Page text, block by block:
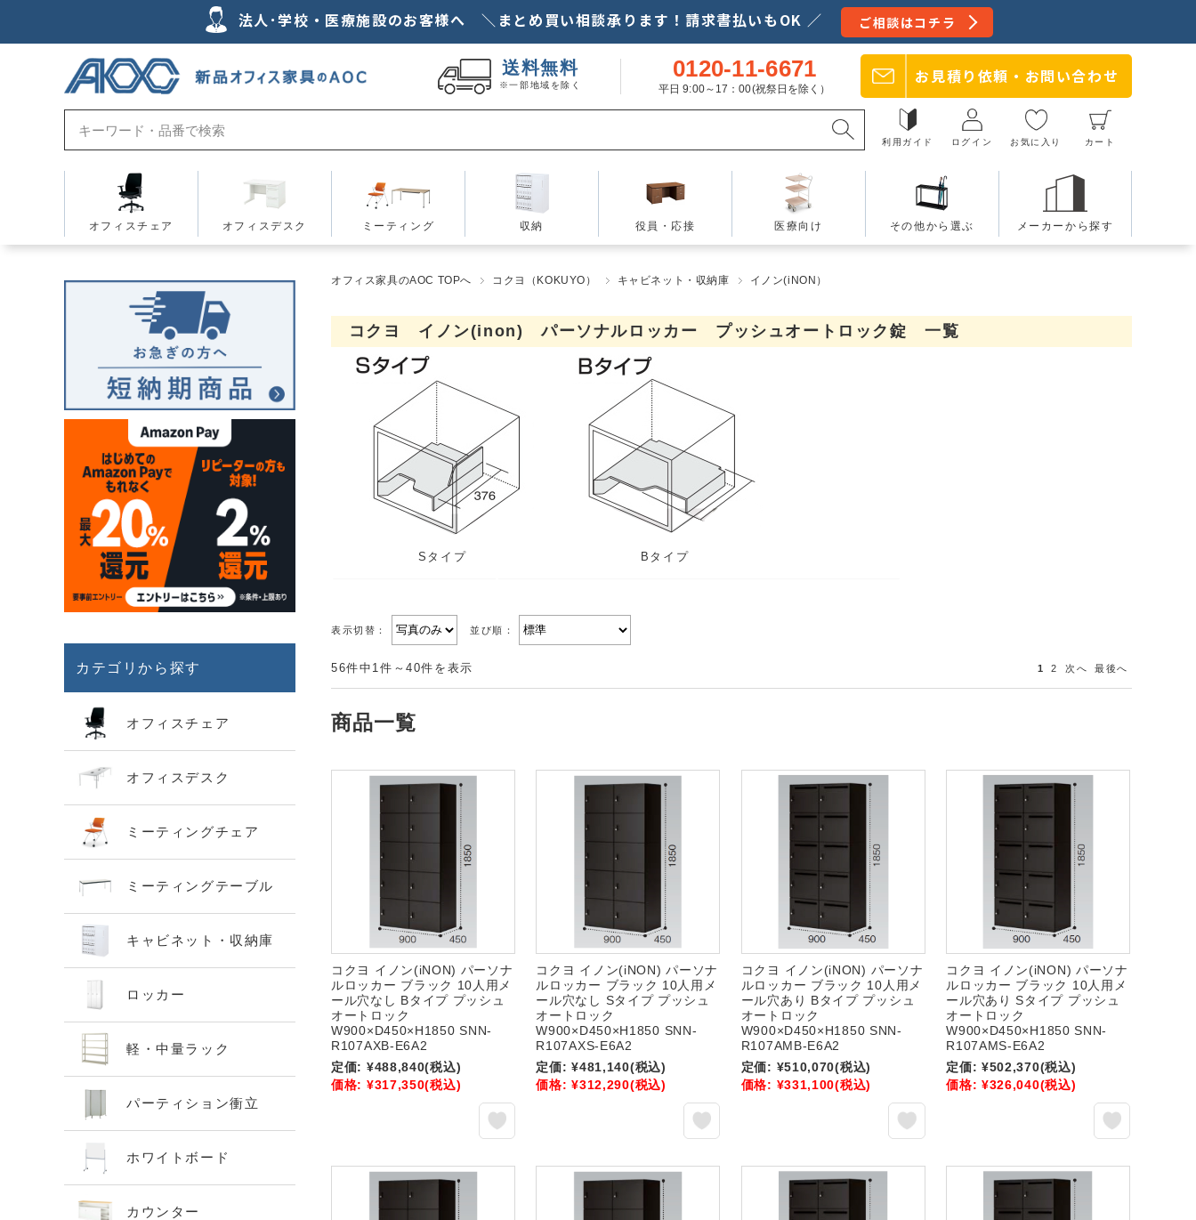
法人･学校・医療施設のお客様へ ＼まとめ買い相談承ります！請求書払いもOK ／ ご相談はコチラ
送料無料
※一部地域を除く
0120-11-6671
平日 9:00～17：00(祝祭日を除く）
お見積り依頼・ お問い合わせ
利用ガイド ログイン お気に入り カート
オフィスチェア オフィスデスク ミーティング 収納 役員・応接 医療向け その他から選ぶ メーカーから探す
オフィス家具のAOC TOPへ コクヨ（KOKUYO） キャビネット・収納庫 イノン(iNON）
コクヨ イノン(inon) パーソナルロッカー プッシュオートロック錠 一覧
Sタイプ Bタイプ
表示切替： 並び順：
56件中1件～40件を表示 1 2 次へ 最後へ
商品一覧
コクヨ イノン(iNON) パーソナ
ルロッカー ブラック 10人用メ
ール穴なし Bタイプ プッシュ
オートロック
W900×D450×H1850 SNN-
R107AXB-E6A2
定価: ¥488,840(税込)
価格: ¥317,350(税込)
コクヨ イノン(iNON) パーソナ
ルロッカー ブラック 10人用メ
ール穴なし Sタイプ プッシュ
オートロック
W900×D450×H1850 SNN-
R107AXS-E6A2
定価: ¥481,140(税込)
価格: ¥312,290(税込)
コクヨ イノン(iNON) パーソナ
ルロッカー ブラック 10人用メ
ール穴あり Bタイプ プッシュ
オートロック
W900×D450×H1850 SNN-
R107AMB-E6A2
定価: ¥510,070(税込)
価格: ¥331,100(税込)
コクヨ イノン(iNON) パーソナ
ルロッカー ブラック 10人用メ
ール穴あり Sタイプ プッシュ
オートロック
W900×D450×H1850 SNN-
R107AMS-E6A2
定価: ¥502,370(税込)
価格: ¥326,040(税込)
カテゴリから探す
オフィスチェア
オフィスデスク
ミーティングチェア
ミーティングテーブル
キャビネット・収納庫
ロッカー
軽・中量ラック
パーティション衝立
ホワイトボード
カウンター